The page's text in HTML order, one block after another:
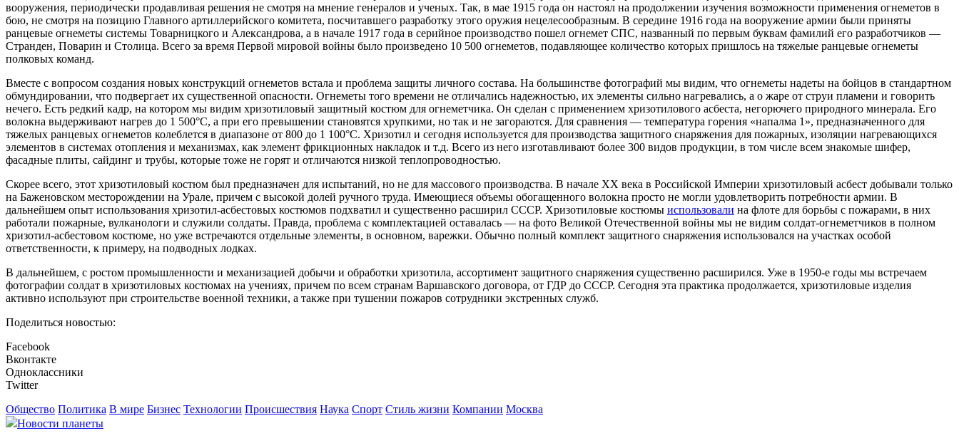
вооружения, периодически продавливая решения не смотря на мнение генералов и ученых. Так, в мае 1915 года он настоял на продолжении изучения возможности применения огнеметов в
бою, не смотря на позицию Главного артиллерийского комитета, посчитавшего разработку этого оружия нецелесообразным. В середине 1916 года на вооружение армии были приняты
ранцевые огнеметы системы Товарницкого и Александрова, а в начале 1917 года в серийное производство пошел огнемет СПС, названный по первым буквам фамилий его разработчиков —
Странден, Поварин и Столица. Всего за время Первой мировой войны было произведено 10 500 огнеметов, подавляющее количество которых пришлось на тяжелые ранцевые огнеметы
полковых команд.
Вместе с вопросом создания новых конструкций огнеметов встала и проблема защиты личного состава. На большинстве фотографий мы видим, что огнеметы надеты на бойцов в стандартном
обмундировании, что подвергает их существенной опасности. Огнеметы того времени не отличались надежностью, их элементы сильно нагревались, а о жаре от струи пламени и говорить
нечего. Есть редкий кадр, на котором мы видим хризотиловый защитный костюм для огнеметчика. Он сделан с применением хризотилового асбеста, негорючего природного минерала. Его
волокна выдерживают нагрев до 1 500°С, а при его превышении становятся хрупкими, но так и не загораются. Для сравнения — температура горения «напалма 1», предназначенного для
тяжелых ранцевых огнеметов колеблется в диапазоне от 800 до 1 100°С. Хризотил и сегодня используется для производства защитного снаряжения для пожарных, изоляции нагревающихся
элементов в системах отопления и механизмах, как элемент фрикционных накладок и т.д. Всего из него изготавливают более 300 видов продукции, в том числе всем знакомые шифер,
фасадные плиты, сайдинг и трубы, которые тоже не горят и отличаются низкой теплопроводностью.
Скорее всего, этот хризотиловый костюм был предназначен для испытаний, но не для массового производства. В начале XX века в Российской Империи хризотиловый асбест добывали только
на Баженовском месторождении на Урале, причем с высокой долей ручного труда. Имеющиеся объемы обогащенного волокна просто не могли удовлетворить потребности армии. В
дальнейшем опыт использования хризотил-асбестовых костюмов подхватил и существенно расширил СССР. Хризотиловые костюмы использовали на флоте для борьбы с пожарами, в них
работали пожарные, вулканологи и служили солдаты. Правда, проблема с комплектацией оставалась — на фото Великой Отечественной войны мы не видим солдат-огнеметчиков в полном
хризотил-асбестовом костюме, но уже встречаются отдельные элементы, в основном, варежки. Обычно полный комплект защитного снаряжения использовался на участках особой
ответственности, к примеру, на подводных лодках.
В дальнейшем, с ростом промышленности и механизацией добычи и обработки хризотила, ассортимент защитного снаряжения существенно расширился. Уже в 1950-е годы мы встречаем
фотографии солдат в хризотиловых костюмах на учениях, причем по всем странам Варшавского договора, от ГДР до СССР. Сегодня эта практика продолжается, хризотиловые изделия
активно используют при строительстве военной техники, а также при тушении пожаров сотрудники экстренных служб.
Поделиться новостью:
Facebook
Вконтакте
Одноклассники
Twitter
Общество Политика В мире Бизнес Технологии Происшествия Наука Спорт Стиль жизни Компании Москва
Новости планеты